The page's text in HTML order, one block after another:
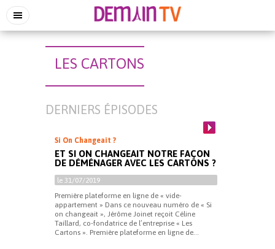
LES CARTONS
DERNIERS ÉPISODES
Si On Changeait ?
ET SI ON CHANGEAIT NOTRE FAÇON
DE DÉMÉNAGER AVEC LES CARTONS ?
le 31/07/2019
Première plateforme en ligne de « vide-
appartement » Dans ce nouveau numéro de « Si
on changeait », Jérôme Joinet reçoit Céline
Taillard, co-fondatrice de l’entreprise « Les
Cartons ». Première plateforme en ligne de...